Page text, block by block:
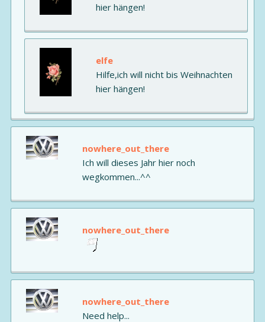
hier hängen!
elfe
Hilfe,ich will nicht bis Weihnachten
hier hängen!
nowhere_out_there
Ich will dieses Jahr hier noch
wegkommen...^^
nowhere_out_there
nowhere_out_there
Need help...